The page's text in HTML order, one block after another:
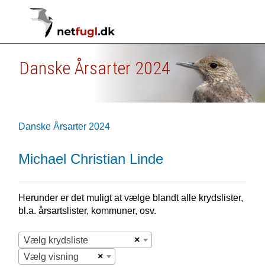
Danske Årsarter 2024
Danske Årsarter 2024
Michael Christian Linde
Herunder er det muligt at vælge blandt alle krydslister,
bl.a. årsartslister, kommuner, osv.
×
Vælg krydsliste
×
Vælg visning